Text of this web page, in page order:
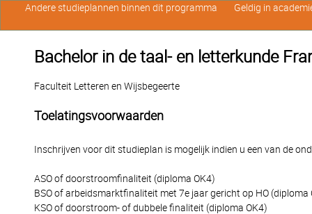
Bachelor in de taal- en letterkunde
Faculteit Letteren en Wijsbegeerte
Toelatingsvoorwaarden
Inschrijven voor dit studieplan is mogelijk indien u een van de
ASO of doorstroomfinaliteit (diploma OK4)
BSO of arbeidsmarktfinaliteit met 7e jaar gericht op HO (diploma
KSO of doorstroom- of dubbele finaliteit (diploma OK4)
Andere studieplannen binnen dit programma Geldig in